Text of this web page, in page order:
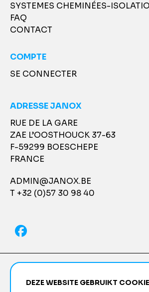
SYSTEMES CHEMINÉES-
FAQ
CONTACT
COMPTE
SE CONNECTER
ADRESSE JANOX
RUE DE LA GARE
ZAE L’OOSTHOUCK 37-63
F-59299 BOESCHEPE
FRANCE
ADMIN@JANOX.BE
T +32 (0)57 30 98 40
FOOTER
POLITIQUE DE CONFIDENTIALITÉ
DEZE WEBSITE GEBRUIKT